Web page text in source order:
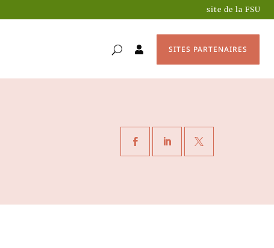
site de la FSU
 SITES PARTENAIRES